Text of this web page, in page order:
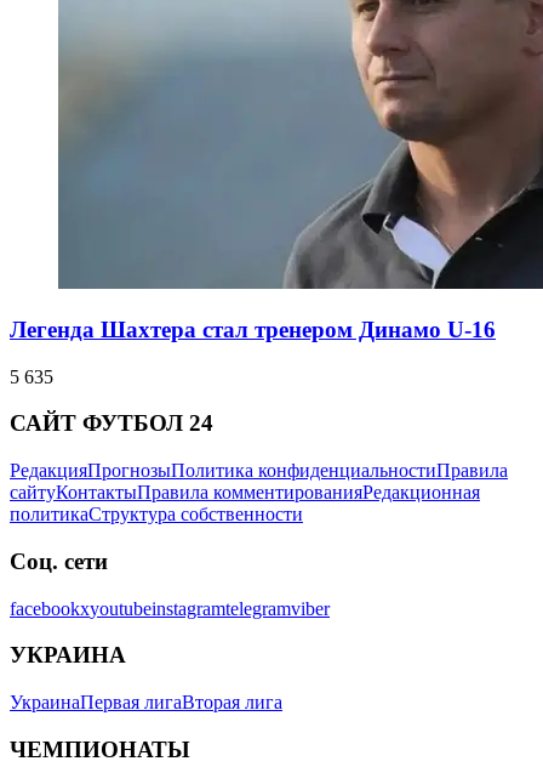
Легенда Шахтера стал тренером Динамо U-16
5 635
САЙТ ФУТБОЛ 24
РедакцияПрогнозыПолитика конфиденциальностиПравила
сайтуКонтактыПравила комментированияРедакционная
политикаСтруктура собственности
Соц. сети
facebookxyoutubeinstagramtelegramviber
УКРАИНА
УкраинаПервая лигаВторая лига
ЧЕМПИОНАТЫ